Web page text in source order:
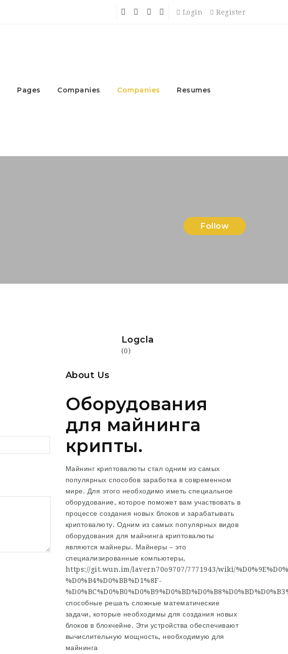
Login Register
Pages Companies Companies Resumes
Follow
Logcla
(0)
About Us
Оборудования
для майнинга
крипты.
Майнинг криптовалюты стал одним из самых
популярных способов заработка в современном
мире. Для этого необходимо иметь специальное
оборудование, которое поможет вам участвовать в
процессе создания новых блоков и зарабатывать
криптовалюту. Одним из самых популярных видов
оборудования для майнинга криптовалюты
являются майнеры. Майнеры – это
специализированные компьютеры,
https://git.wun.im/lavern70o9707/7771943/wiki/
%D0%B4%D0%BB%D1%8F-
способные решать сложные математические
задачи, которые необходимы для создания новых
блоков в блокчейне. Эти устройства обеспечивают
вычислительную мощность, необходимую для
майнинга